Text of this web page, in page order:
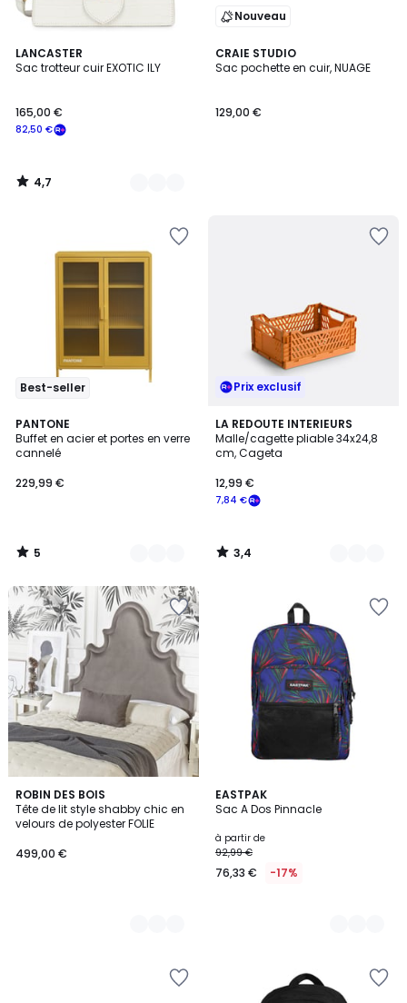
LANCASTER
Sac trotteur cuir EXOTIC ILY
82,50 €
165,00 €
4,7
/ 5
6
Couleurs
4,7
/
Nouveau
CRAIE STUDIO
Sac pochette en cuir, NUAGE
129,00 €
Best-seller
PANTONE
Buffet en acier et portes en verre
cannelé
229,99 €
5
/
5
4
Couleurs
5
/
Prix exclusif
LA REDOUTE INTERIEURS
Malle/cagette pliable 34x24,8
cm, Cageta
7,84 €
12,99 €
3,4
/ 5
5
Couleurs
3,4
/
ROBIN DES BOIS
Tête de lit style shabby chic en
velours de polyester FOLIE
499,00 €
4
Couleurs
EASTPAK
Sac A Dos Pinnacle
à partir de
92,99 €
76,33 € -17%
7
Couleurs